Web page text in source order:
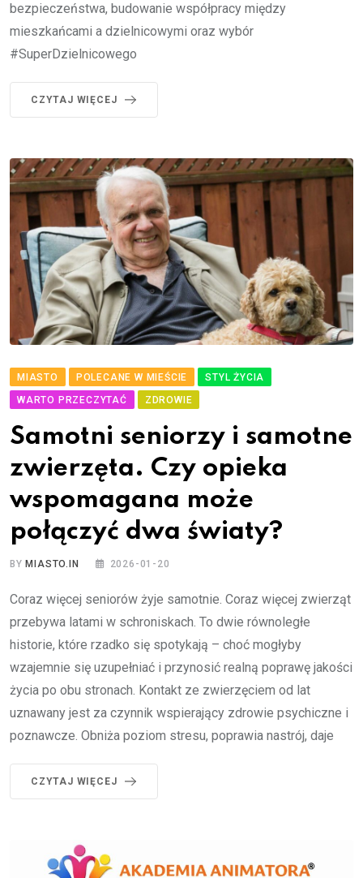
bezpieczeństwa, budowanie współpracy między
mieszkańcami a dzielnicowymi oraz wybór
#SuperDzielnicowego
CZYTAJ WIĘCEJ
MIASTO POLECANE W MIEŚCIE
STYL ŻYCIA
WARTO PRZECZYTAĆ
ZDROWIE
Samotni seniorzy i samotne
zwierzęta. Czy opieka
wspomagana może
połączyć dwa światy?
BY MIASTO.IN 2026-01-20
Coraz więcej seniorów żyje samotnie. Coraz więcej zwierząt
przebywa latami w schroniskach. To dwie równoległe
historie, które rzadko się spotykają – choć mogłyby
wzajemnie się uzupełniać i przynosić realną poprawę jakości
życia po obu stronach. Kontakt ze zwierzęciem od lat
uznawany jest za czynnik wspierający zdrowie psychiczne i
poznawcze. Obniża poziom stresu, poprawia nastrój, daje
CZYTAJ WIĘCEJ